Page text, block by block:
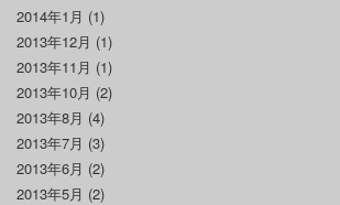
2014年1月 (1)
2013年12月 (1)
2013年11月 (1)
2013年10月 (2)
2013年8月 (4)
2013年7月 (3)
2013年6月 (2)
2013年5月 (2)